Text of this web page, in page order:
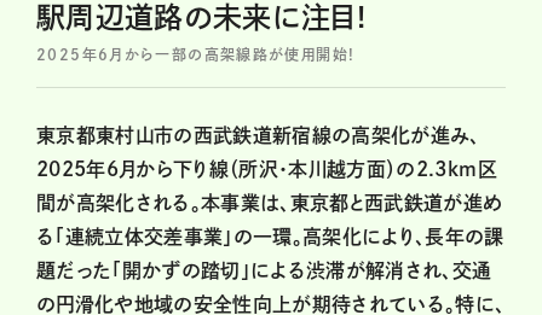
駅周辺道路の未来に注目!
2025年6月から一部の高架線路が使用開始!
東京都東村山市の西武鉄道新宿線の高架化が進み、
2025年6月から下り線（所沢・本川越方面）の2.3km区
間が高架化される。本事業は、東京都と西武鉄道が進め
る「連続立体交差事業」の一環。高架化により、長年の課
題だった「開かずの踏切」による渋滞が解消され、交通
の円滑化や地域の安全性向上が期待されている。特に、